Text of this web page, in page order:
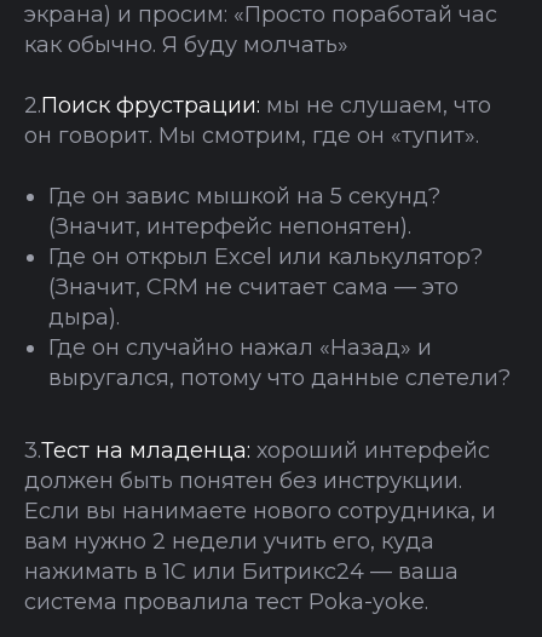
экрана) и просим: «Просто поработай час
как обычно. Я буду молчать»
2.Поиск фрустрации: мы не слушаем, что
он говорит. Мы смотрим, где он «тупит».
Где он завис мышкой на 5 секунд?
(Значит, интерфейс непонятен).
Где он открыл Excel или калькулятор?
(Значит, CRM не считает сама — это
дыра).
Где он случайно нажал «Назад» и
выругался, потому что данные слетели?
3.Тест на младенца: хороший интерфейс
должен быть понятен без инструкции.
Если вы нанимаете нового сотрудника, и
вам нужно 2 недели учить его, куда
нажимать в 1С или Битрикс24 — ваша
система провалила тест Poka-yoke.